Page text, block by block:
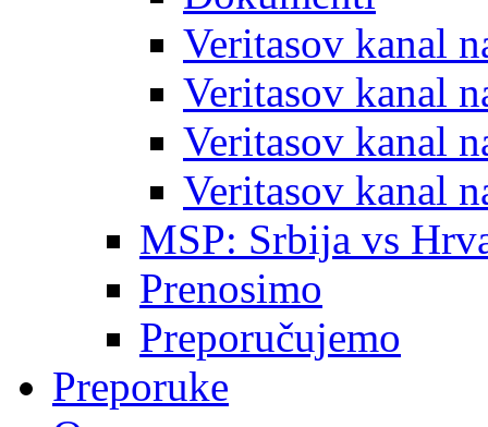
Veritasov kanal
Veritasov kanal
Veritasov kanal
Veritasov kanal
MSP: Srbija vs
Prenosimo
Preporučujemo
Preporuke